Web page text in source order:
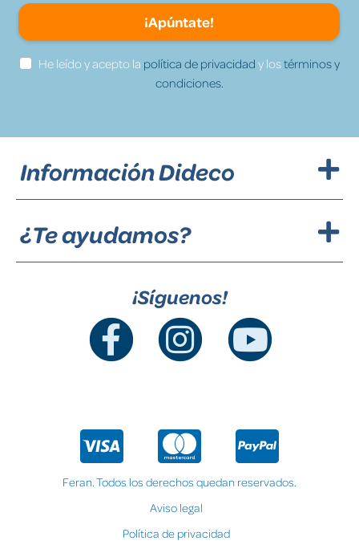
¡Apúntate!
He leído y acepto la política de privacidad y lostérminos y
condiciones.
Información Dideco
¿Te ayudamos?
¡Síguenos!
Feran. Todos los derechos quedan reservados.
Aviso legal
Política de privacidad